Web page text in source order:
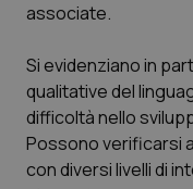
Salute orale &
Sangue &
Tiroide
associate.
Si evidenziano in
qualitative del
difficoltà nello
Possono verificarsi
con diversi livelli di